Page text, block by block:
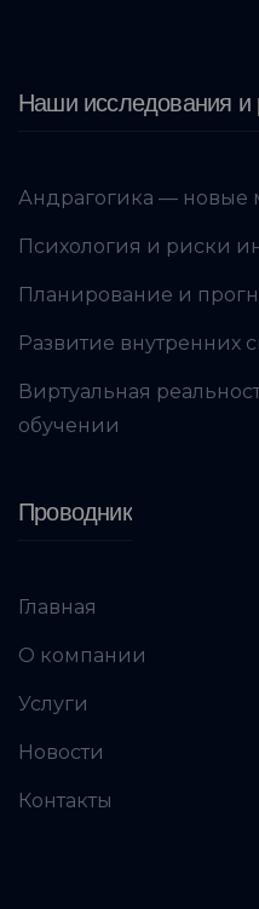
Наши исследования и
Андрагогика — новые
Психология и риски
Планирование и
Развитие внутренних
Виртуальная
обучении
Проводник
Главная
О компании
Услуги
Новости
Контакты